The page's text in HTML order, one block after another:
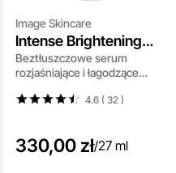
Image Skincare
Intense Brightening
Serum
Beztłuszczowe serum
rozjaśniające i łagodzące
4.6 ( 32 )
330,00 zł/27 ml